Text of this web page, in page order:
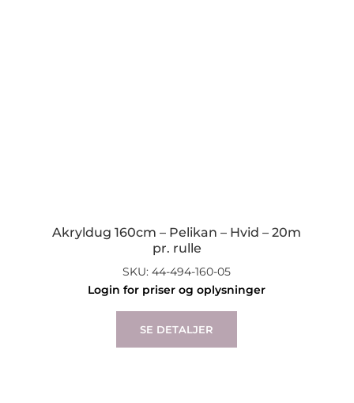
Akryldug 160cm – Pelikan – Hvid – 20m
pr. rulle
SKU: 44-494-160-05
Login for priser og oplysninger
SE DETALJER